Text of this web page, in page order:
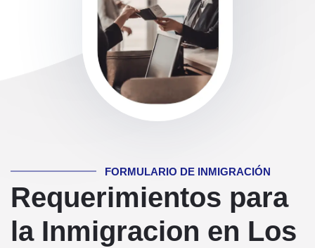
FORMULARIO DE INMIGRACIÓN
Requerimientos para
la Inmigracion en Los